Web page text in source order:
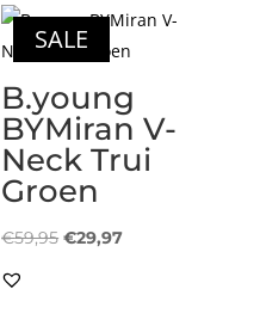
SALE
B.young
BYMiran V-
Neck Trui
Groen
€59,95 Oorspronkelijke
€29,97Huidige